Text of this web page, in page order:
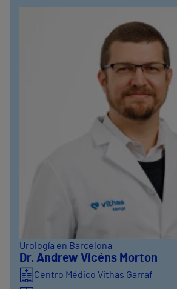
Urología en Barcelona
Dr. Andrew Vicéns Morton
Centro Médico Vithas Garraf